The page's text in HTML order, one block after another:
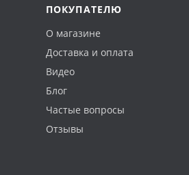
ПОКУПАТЕЛЮ
О магазине
Доставка и оплата
Видео
Блог
Частые вопросы
Отзывы